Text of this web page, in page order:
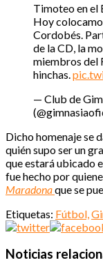
Timoteo en el
Hoy
Cordobés.
de la CD, la
miembros del
hinchas.
— Club de
Dicho homenaje se
quién supo ser un
que estará ubicado
fue hecho por
Maradonaque se
Etiquetas: Fútbol,
Noticias